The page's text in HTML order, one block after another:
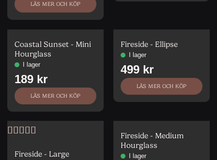
LÄS MER OCH KÖP
Coastal Sunset - Mini
Hourglass
LÄS MER OCH KÖP
Fireside - Ellipse
LÄS MER OCH KÖP
av 5
Fireside - Large
Fireside - Medium
Hourglass